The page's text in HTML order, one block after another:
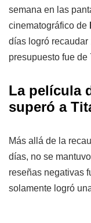
semana en las
cinematográfico de
días logró
presupuesto fue de
La película
superó a
Más allá de la
días, no se
reseñas negativas
solamente logró